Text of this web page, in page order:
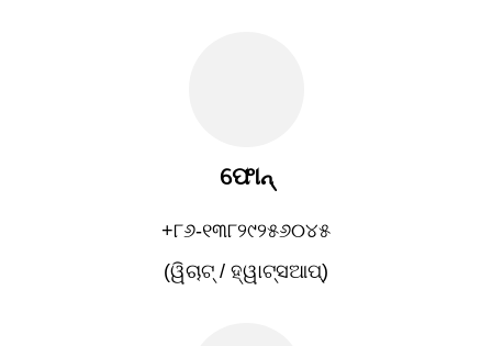
ଫୋନ୍
+୮୬-୧୩୮୨୯୨୫୬୦୪୫
(ୱିଚାଟ୍ / ହ୍ୱାଟ୍ସଆପ୍)